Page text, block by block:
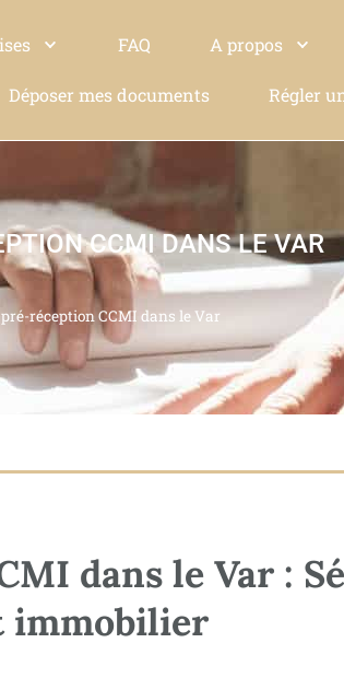
FAQ A propos
Déposer mes documents Régler
CCMI DANS LE VAR
réception CCMI dans le Var
dans le Var :
immobilier